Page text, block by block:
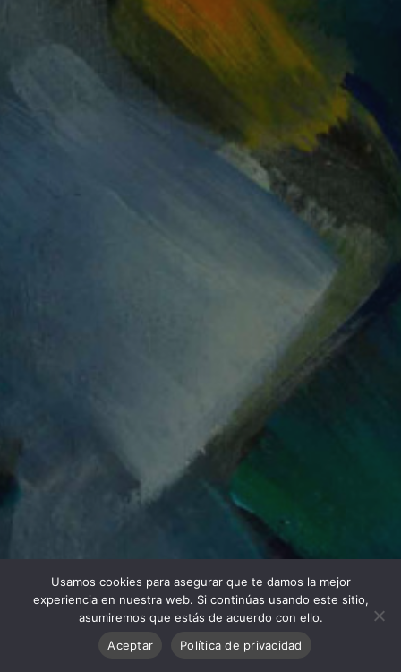
Usamos cookies para asegurar que te damos la mejor
experiencia en nuestra web. Si continúas usando este sitio,
asumiremos que estás de acuerdo con ello.
Aceptar
Política de privacidad